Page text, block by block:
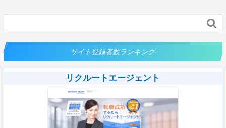

サイト登録者数ランキング
リクルートエージェント